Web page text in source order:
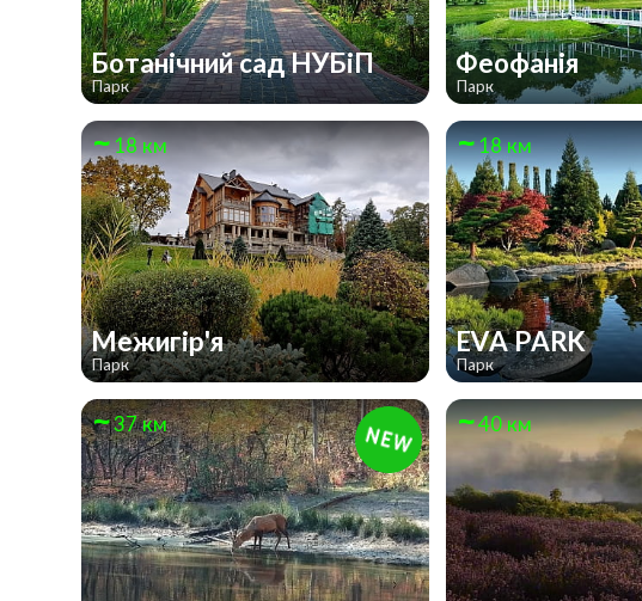
Ботанічний сад НУБіП
Парк
Феофанія
Парк
18 км
Межигір'я
Парк
18 км
EVA PARK
Парк
37 км 40 км